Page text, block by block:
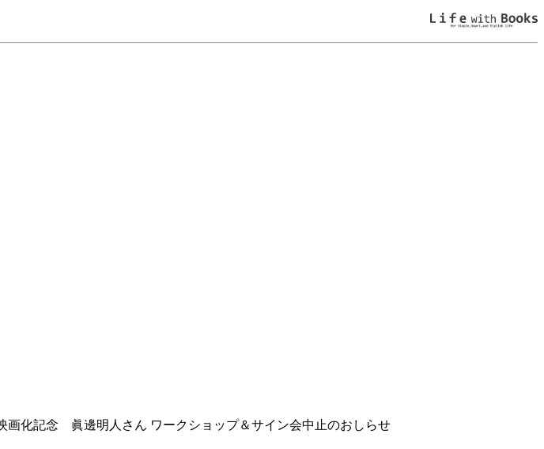
化記念 眞邊明人さん ワークショップ＆サイン会中止のおしらせ